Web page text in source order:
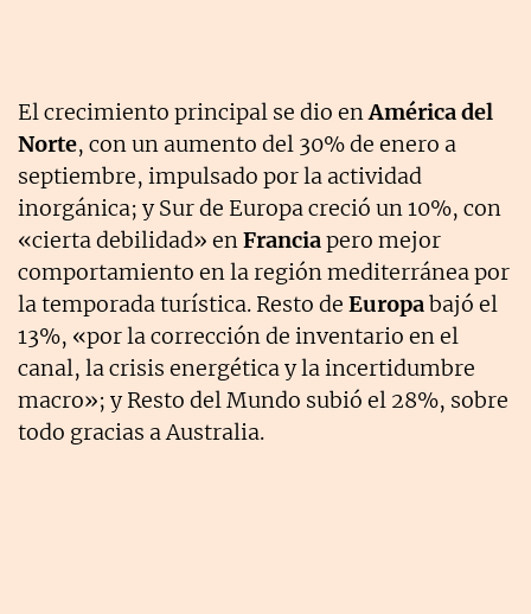
El crecimiento principal se dio enAmérica del
Norte, con un aumento del 30% de enero a
septiembre, impulsado por la actividad
inorgánica; y Sur de Europa creció un 10%, con
«cierta debilidad» enFranciapero mejor
comportamiento en la región mediterránea por
la temporada turística. Resto de Europabajó el
13%, «por la corrección de inventario en el
canal, la crisis energética y la incertidumbre
macro»; y Resto del Mundo subió el 28%, sobre
todo gracias a Australia.